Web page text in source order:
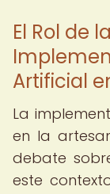
El Rol de
Artificial
La
en la
debate
este